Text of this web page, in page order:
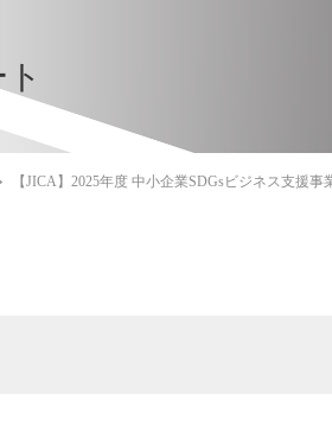
【JICA】2025年度 中小企業SDGsビジネス支援